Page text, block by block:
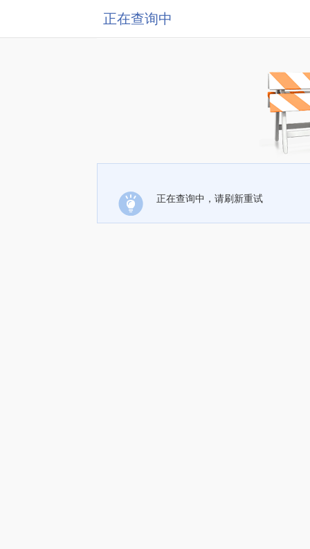
正在查询中
正在查询中，请刷新重试